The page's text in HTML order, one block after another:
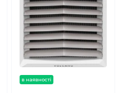
в наявності